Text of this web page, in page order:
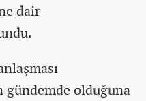
dair
gündemde olduğuna